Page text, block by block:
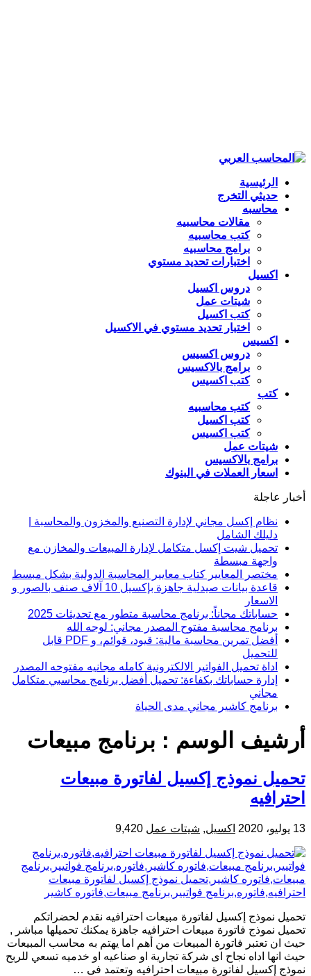
الرئيسية
حديثي التخرج
محاسبه
مقالات محاسبيه
كتب محاسبيه
برامج محاسبيه
اختبارات تحديد مستوي
اكسيل
دروس اكسيل
شيتات عمل
كتب اكسيل
اختبار تحديد مستوي في الاكسيل
اكسيس
دروس اكسيس
برامج بالاكسيس
كتب اكسيس
كتب
كتب محاسبيه
كتب اكسيل
كتب اكسيس
شيتات عمل
برامج بالاكسيس
اسعار العملات في البنوك
أخبار عاجلة
نظام إكسل مجاني لإدارة التصنيع والمخزون والمحاسبة |
دليلك الشامل
تحميل شيت إكسل متكامل لإدارة المبيعات والمخازن مع
واجهة مبسطة
مختصر المعايير كتاب معايير المحاسبة الدولية بشكل مبسط
قاعدة بيانات صيدلية جاهزة بإكسيل 10 آلاف صنف بالصور و
الاسعار
حساباتك مجاناً: برنامج محاسبة متطور مع تحديثات 2025
برنامج محاسبة مفتوح المصدر مجاني: لوجه الله
أفضل تمرين محاسبة مالية: قيود، قوائم، و PDF قابل
للتحميل
اداة تحميل الفواتير الالكترونية كامله مجانيه مفتوحه المصدر
إدارة حساباتك بكفاءة: تحميل أفضل برنامج محاسبي متكامل
مجاني
برنامج كاشير مجاني مدى الحياة
أرشيف الوسم : برنامج مبيعات
تحميل نموذج إكسيل لفاتورة مبيعات
احترافيه
13 يوليو، 2020 اكسيل, شيتات عمل 9,420
تحميل نموذج إكسيل لفاتورة مبيعات احترافيه نقدم لحضراتكم
تحميل نموذج فاتورة مبيعات احترافيه جاهزة يمكنك تحميلها مباشر ,
حيث ان تعتبر فاتورة المبيعات من أهم اما يهتم به محاسب المبيعات
حيث انها اداه نجاح اى شركة تجارية او صناعيه او خدميه تسعي للربح
نموذج إكسيل لفاتورة مبيعات احترافيه وتعتمد فى …